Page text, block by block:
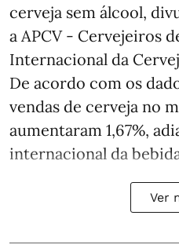
cerveja sem álcool,
a APCV - Cervejeiros
Internacional da
De acordo com os
vendas de cerveja no
aumentaram 1,67%,
internacional da
Ver